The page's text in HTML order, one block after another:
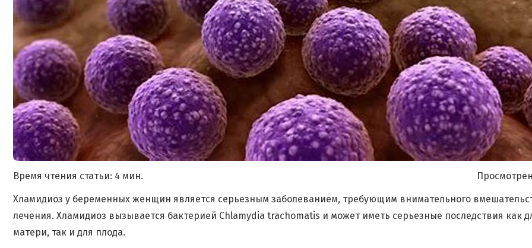
Время чтения статьи: 4 мин.
Хламидиоз у беременных женщин является серьезным заболеванием, требующим внимательного
лечения. Хламидиоз вызывается бактерией Chlamydia trachomatis и может иметь серьезные последствия как
матери, так и для плода.